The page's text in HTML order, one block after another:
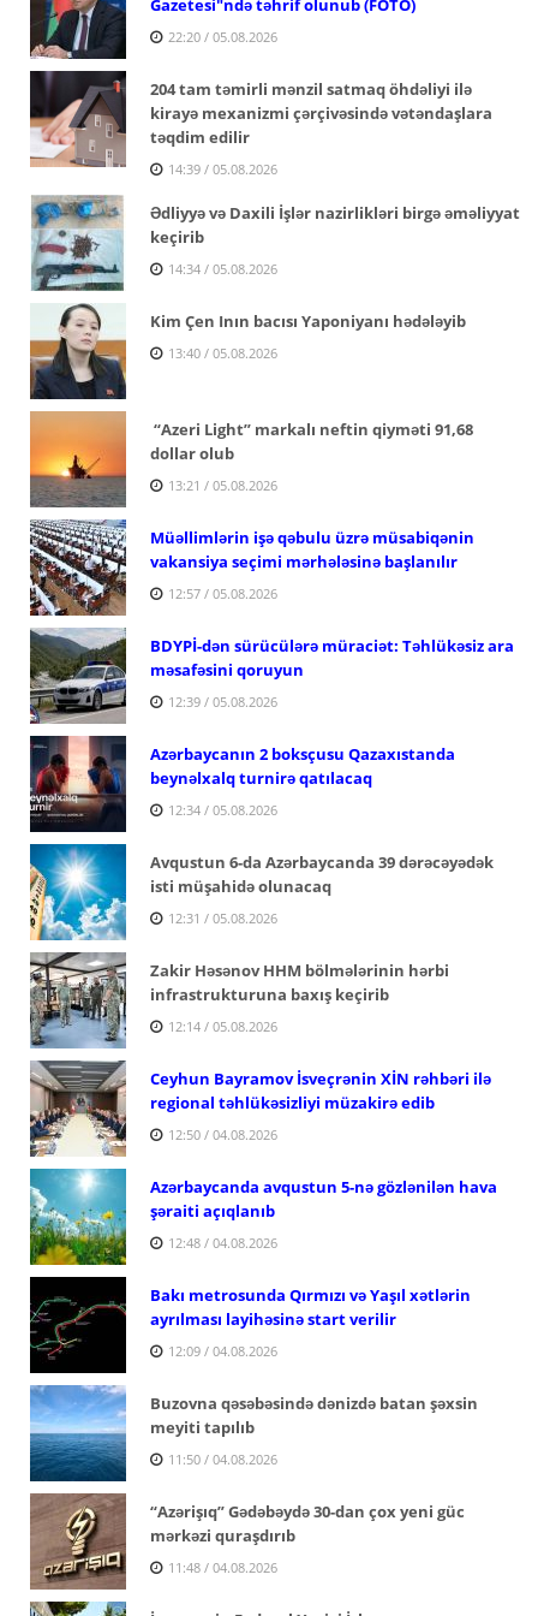
Gazetesi"ndə təhrif olunub (FOTO)
22:20 / 05.08.2026
204 tam təmirli mənzil satmaq öhdəliyi ilə
kirayə mexanizmi çərçivəsində vətəndaşlara
təqdim edilir
14:39 / 05.08.2026
Ədliyyə və Daxili İşlər nazirlikləri birgə əməliyyat
keçirib
14:34 / 05.08.2026
Kim Çen Inın bacısı Yaponiyanı hədələyib
13:40 / 05.08.2026
“Azeri Light” markalı neftin qiyməti 91,68
dollar olub
13:21 / 05.08.2026
Müəllimlərin işə qəbulu üzrə müsabiqənin
vakansiya seçimi mərhələsinə başlanılır
12:57 / 05.08.2026
BDYPİ-dən sürücülərə müraciət: Təhlükəsiz ara
məsafəsini qoruyun
12:39 / 05.08.2026
Azərbaycanın 2 boksçusu Qazaxıstanda
beynəlxalq turnirə qatılacaq
12:34 / 05.08.2026
Avqustun 6-da Azərbaycanda 39 dərəcəyədək
isti müşahidə olunacaq
12:31 / 05.08.2026
Zakir Həsənov HHM bölmələrinin hərbi
infrastrukturuna baxış keçirib
12:14 / 05.08.2026
Ceyhun Bayramov İsveçrənin XİN rəhbəri ilə
regional təhlükəsizliyi müzakirə edib
12:50 / 04.08.2026
Azərbaycanda avqustun 5-nə gözlənilən hava
şəraiti açıqlanıb
12:48 / 04.08.2026
Bakı metrosunda Qırmızı və Yaşıl xətlərin
ayrılması layihəsinə start verilir
12:09 / 04.08.2026
Buzovna qəsəbəsində dənizdə batan şəxsin
meyiti tapılıb
11:50 / 04.08.2026
“Azərişıq” Gədəbəydə 30-dan çox yeni güc
mərkəzi quraşdırıb
11:48 / 04.08.2026